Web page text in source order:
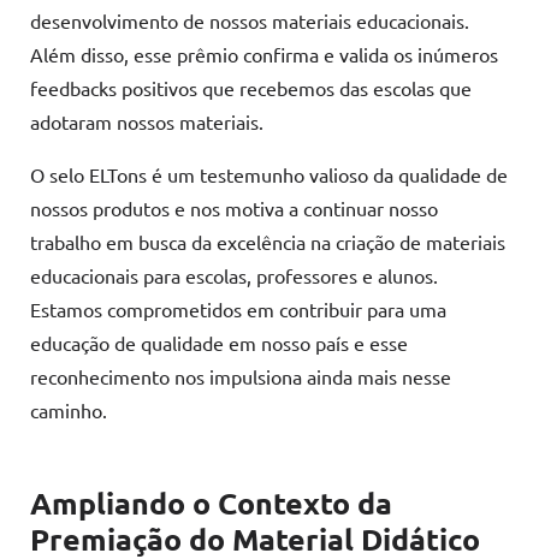
desenvolvimento de nossos materiais educacionais.
Além disso, esse prêmio confirma e valida os inúmeros
feedbacks positivos que recebemos das escolas que
adotaram nossos materiais.
O selo ELTons é um testemunho valioso da qualidade de
nossos produtos e nos motiva a continuar nosso
trabalho em busca da excelência na criação de materiais
educacionais para escolas, professores e alunos.
Estamos comprometidos em contribuir para uma
educação de qualidade em nosso país e esse
reconhecimento nos impulsiona ainda mais nesse
caminho.
Ampliando o Contexto da
Premiação do Material Didático